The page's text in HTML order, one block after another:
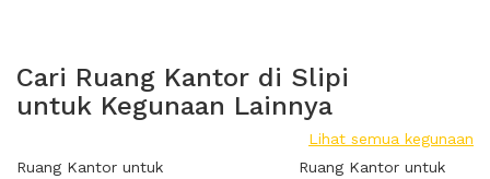
Cari Ruang Kantor di Slipi
untuk Kegunaan Lainnya
Lihat semua kegunaan
Ruang Kantor untuk
Ruang Kantor untuk